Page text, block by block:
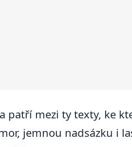
patří mezi ty texty, ke
jemnou nadsázku i